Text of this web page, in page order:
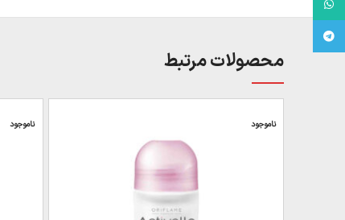
محصولات مرتبط
ناموجود ناموجود